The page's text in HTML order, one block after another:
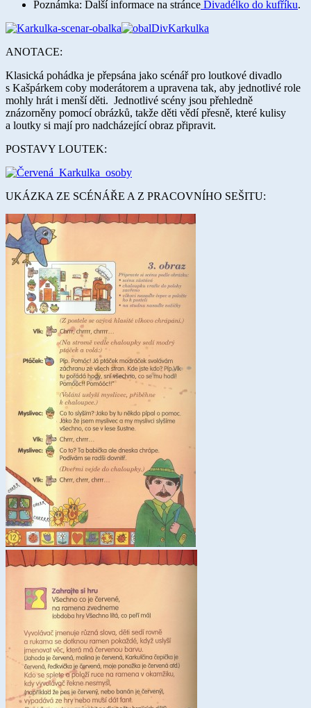
Poznámka: Další informace na stránce Divadélko do kufříku.
ANOTACE:
Klasická pohádka je přepsána jako scénář pro loutkové divadlo
s Kašpárkem coby moderátorem a upravena tak, aby jednotlivé role
mohly hrát i menší děti. Jednotlivé scény jsou přehledně
znázorněny pomocí obrázků, takže děti vědí přesně, které kulisy
a loutky si mají pro nadcházející obraz připravit.
POSTAVY LOUTEK:
UKÁZKA ZE SCÉNÁŘE A Z PRACOVNÍHO SEŠITU: